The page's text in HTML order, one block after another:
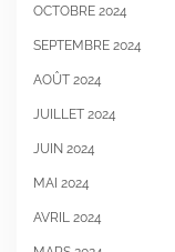
OCTOBRE 2024
SEPTEMBRE 2024
AOÛT 2024
JUILLET 2024
JUIN 2024
MAI 2024
AVRIL 2024